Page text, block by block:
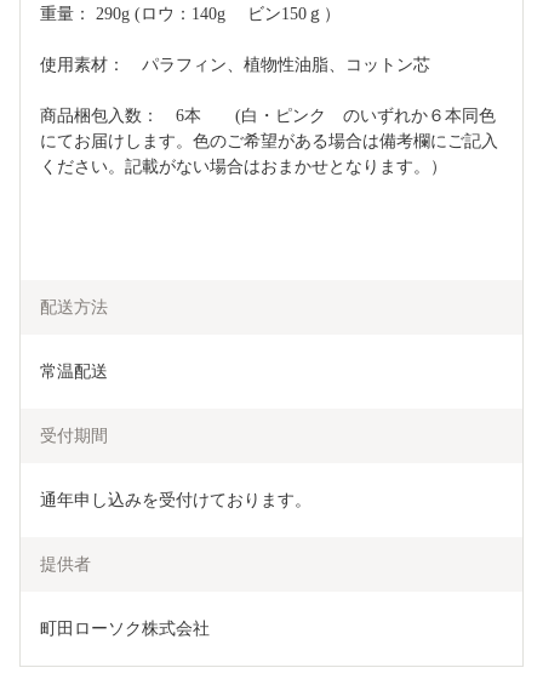
重量： 290g (ロウ：140g 　ビン150ｇ）
使用素材：　パラフィン、植物性油脂、コットン芯
商品梱包入数：　6本　　(白・ピンク　のいずれか６本同色
にてお届けします。色のご希望がある場合は備考欄にご記入
ください。記載がない場合はおまかせとなります。）
配送方法
常温配送
受付期間
通年申し込みを受付けております。
提供者
町田ローソク株式会社